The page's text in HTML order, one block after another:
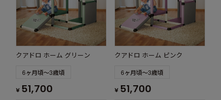
クアドロ ホーム グリーン
6ヶ月頃～3歳頃
¥ 51,700
クアドロ ホーム ピンク
6ヶ月頃～3歳頃
¥ 51,700